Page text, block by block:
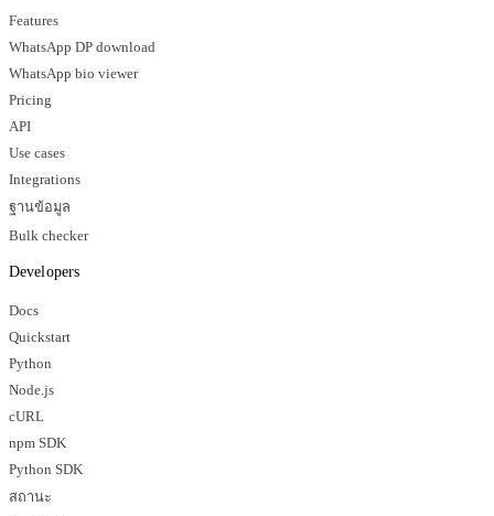
Features
WhatsApp DP download
WhatsApp bio viewer
Pricing
API
Use cases
Integrations
ฐานข้อมูล
Bulk checker
Developers
Docs
Quickstart
Python
Node.js
cURL
npm SDK
Python SDK
สถานะ